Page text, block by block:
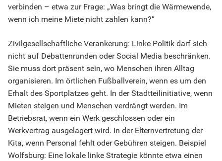
verbinden – etwa zur Frage: „Was bringt die Wärmewende,
wenn ich meine Miete nicht zahlen kann?“
Zivilgesellschaftliche Verankerung: Linke Politik darf sich
nicht auf Debattenrunden oder Social Media beschränken.
Sie muss dort präsent sein, wo Menschen ihren Alltag
organisieren. Im örtlichen Fußballverein, wenn es um den
Erhalt des Sportplatzes geht. In der Stadtteilinitiative, wenn
Mieten steigen und Menschen verdrängt werden. Im
Betriebsrat, wenn ein Werk geschlossen oder ein
Werkvertrag ausgelagert wird. In der Elternvertretung der
Kita, wenn Personal fehlt oder Gebühren steigen. Beispiel
Wolfsburg: Eine lokale linke Strategie könnte etwa einen